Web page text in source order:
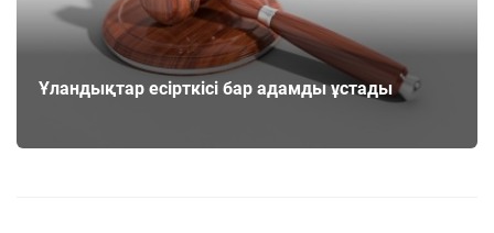
Ұландықтар есірткісі бар адамды ұстады